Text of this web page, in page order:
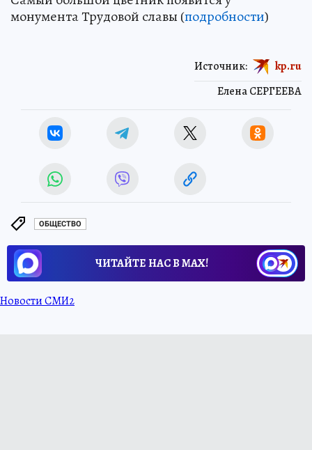
монумента Трудовой славы (подробности)
Елена СЕРГЕЕВА
Источник: kp.ru
ОБЩЕСТВО
ЧИТАЙТЕ НАС В МАХ!
Новости СМИ2